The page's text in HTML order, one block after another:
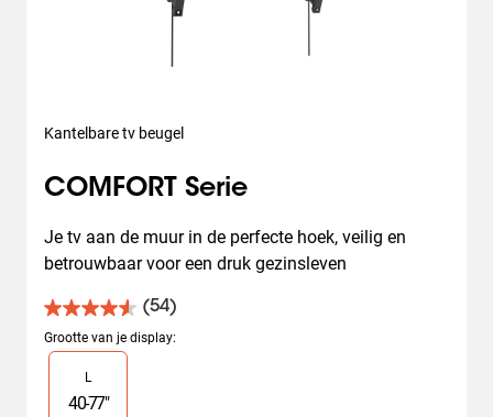
Kantelbare tv beugel
COMFORT Serie
Je tv aan de muur in de perfecte hoek, veilig en
betrouwbaar voor een druk gezinsleven
(54)
4.6
van
de
sterren.
Grootte van je display:
Slide 1 of 1
L
40-77"